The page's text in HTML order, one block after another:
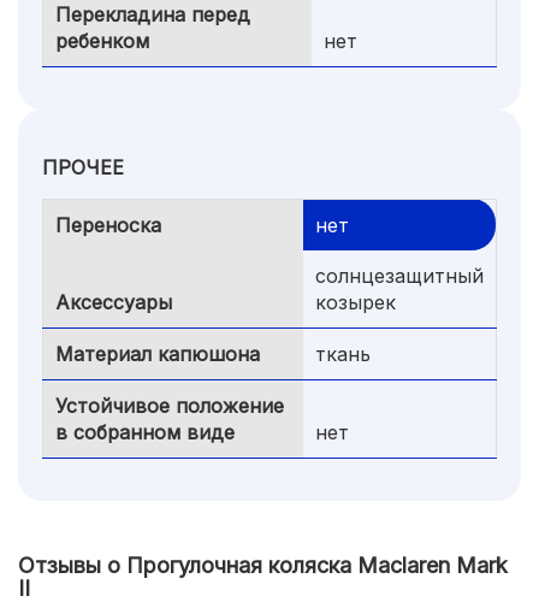
Перекладина перед
ребенком
нет
ПРОЧЕЕ
Переноска нет
Аксессуары
солнцезащитный
козырек
Материал капюшона ткань
Устойчивое положение
в собранном виде
нет
Отзывы о Прогулочная коляска Maclaren Mark
II